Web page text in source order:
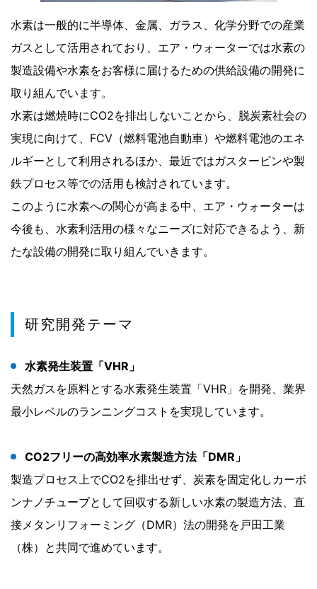
水素は一般的に半導体、金属、ガラス、化学分野での産業
ガスとして活用されており、エア・ウォーターでは水素の
製造設備や水素をお客様に届けるための供給設備の開発に
取り組んでいます。
水素は燃焼時にCO2を排出しないことから、脱炭素社会の
実現に向けて、FCV（燃料電池自動車）や燃料電池のエネ
ルギーとして利用されるほか、最近ではガスタービンや製
鉄プロセス等での活用も検討されています。
このように水素への関心が高まる中、エア・ウォーターは
今後も、水素利活用の様々なニーズに対応できるよう、新
たな設備の開発に取り組んでいきます。
研究開発テーマ
水素発生装置「VHR」
天然ガスを原料とする水素発生装置「VHR」を開発、業界
最小レベルのランニングコストを実現しています。
CO2フリーの高効率水素製造方法「DMR」
製造プロセス上でCO2を排出せず、炭素を固定化しカーボ
ンナノチューブとして回収する新しい水素の製造方法、直
接メタンリフォーミング（DMR）法の開発を戸田工業
（株）と共同で進めています。